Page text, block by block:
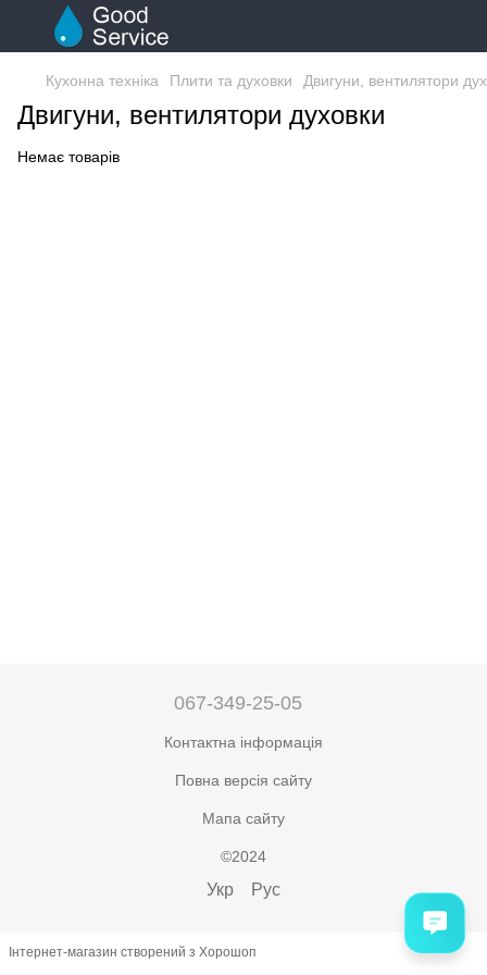
Кухонна техніка Плити та духовки Двигуни, вентилятори
Двигуни, вентилятори духовки
Немає товарів
067-349-25-05
Контактна інформація
Повна версія сайту
Мапа сайту
©2024
Укр Рус
Інтернет-магазин створений з Хорошоп